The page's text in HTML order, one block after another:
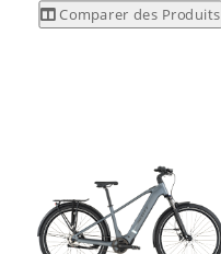
Comparer des Produits